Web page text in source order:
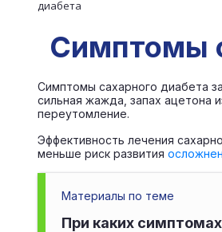
диабета
Симптомы
Симптомы сахарного диабета
сильная жажда, запах ацетона
переутомление.
Эффективность лечения
меньше риск развития
Материалы по теме
При каких